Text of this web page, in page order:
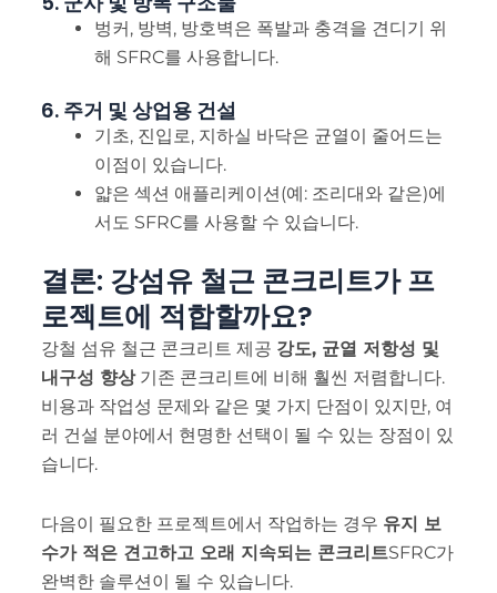
벙커, 방벽, 방호벽은 폭발과 충격을 견디기 위
해 SFRC를 사용합니다.
6. 주거 및 상업용 건설
기초, 진입로, 지하실 바닥은 균열이 줄어드는
이점이 있습니다.
얇은 섹션 애플리케이션(예: 조리대와 같은)에
서도 SFRC를 사용할 수 있습니다.
결론: 강섬유 철근 콘크리트가 프
로젝트에 적합할까요?
강철 섬유 철근 콘크리트 제공 강도, 균열 저항성 및
내구성 향상기존 콘크리트에 비해 훨씬 저렴합니다.
비용과 작업성 문제와 같은 몇 가지 단점이 있지만, 여
러 건설 분야에서 현명한 선택이 될 수 있는 장점이 있
습니다.
다음이 필요한 프로젝트에서 작업하는 경우 유지 보
수가 적은 견고하고 오래 지속되는 콘크리트SFRC가
완벽한 솔루션이 될 수 있습니다.